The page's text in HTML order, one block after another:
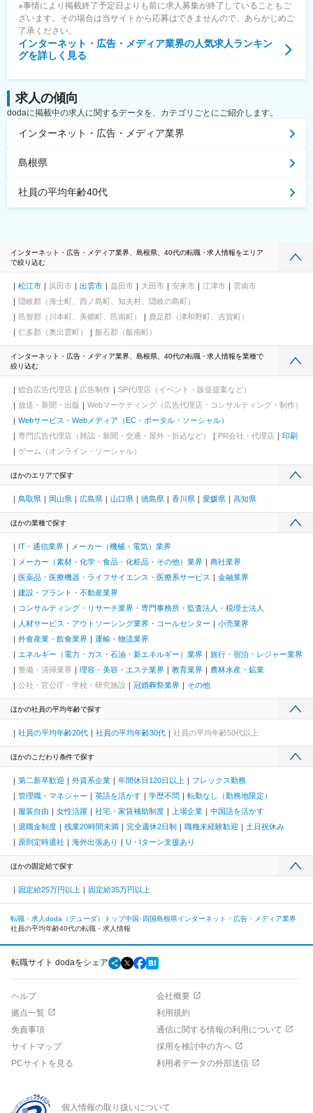
※事情により掲載終了予定日よりも前に求人募集が終了していることもご
ざいます。その場合は当サイトから応募はできませんので、あらかじめご
了承ください。
インターネット・広告・メディア業界の人気求人ランキン
グを詳しく見る
求人の傾向
dodaに掲載中の求人に関するデータを、カテゴリごとにご紹介します。
インターネット・広告・メディア業界
島根県
社員の平均年齢40代
インターネット・広告・メディア業界、島根県、40代の転職・求人情報をエリア
で絞り込む
松江市 浜田市 出雲市 益田市 大田市 安来市 江津市
雲南市
隠岐郡（海士町、西ノ島町、知夫村、隠岐の島町）
邑智郡（川本町、美郷町、邑南町）
鹿足郡（津和野町、吉賀町）
仁多郡（奥出雲町）
飯石郡（飯南町）
インターネット・広告・メディア業界、島根県、40代の転職・求人情報を業種で
絞り込む
総合広告代理店 広告制作
SP代理店（イベント・販促提案など）
放送・新聞・出版
Webマーケティング（広告代理店・コンサルティング・制作）
Webサービス・Webメディア（EC・ポータル・ソーシャル）
専門広告代理店（雑誌・新聞・交通・屋外・折込など）
PR会社・代理店
印刷
ゲーム（オンライン・ソーシャル）
ほかのエリアで探す
鳥取県 岡山県 広島県 山口県 徳島県 香川県 愛媛県 高知県
ほかの業種で探す
IT・通信業界
メーカー（機械・電気）業界
メーカー（素材・化学・食品・化粧品・その他）業界
商社業界
医薬品・医療機器・ライフサイエンス・医療系サービス
金融業界
建設・プラント・不動産業界
コンサルティング・リサーチ業界・専門事務所・監査法人・税理士法人
人材サービス・アウトソーシング業界・コールセンター
小売業界
外食産業・飲食業界
運輸・物流業界
エネルギー（電力・ガス・石油・新エネルギー）業界
旅行・宿泊・レジャー業界
警備・清掃業界
理容・美容・エステ業界 教育業界
農林水産・鉱業
公社・官公庁・学校・研究施設
冠婚葬祭業界 その他
ほかの社員の平均年齢で探す
社員の平均年齢20代 社員の平均年齢30代 社員の平均年齢50代以上
ほかのこだわり条件で探す
第二新卒歓迎 外資系企業 年間休日120日以上
フレックス勤務
管理職・マネジャー
英語を活かす 学歴不問
転勤なし（勤務地限定）
服装自由
女性活躍 社宅・家賃補助制度 上場企業
中国語を活かす
退職金制度
残業20時間未満 完全週休2日制 職種未経験歓迎
土日祝休み
原則定時退社
海外出張あり U・Iターン支援あり
ほかの固定給で探す
固定給25万円以上 固定給35万円以上
転職・求人doda（デューダ）トップ中国･四国島根県インターネット・広告・メディア業界
社員の平均年齢40代の転職・求人情報
転職サイト dodaをシェア
ヘルプ
会社概要
拠点一覧
利用規約
免責事項
通信に関する情報の利用について
サイトマップ
採用を検討中の方へ
PCサイトを見る
利用者データの外部送信
個人情報の取り扱いについて